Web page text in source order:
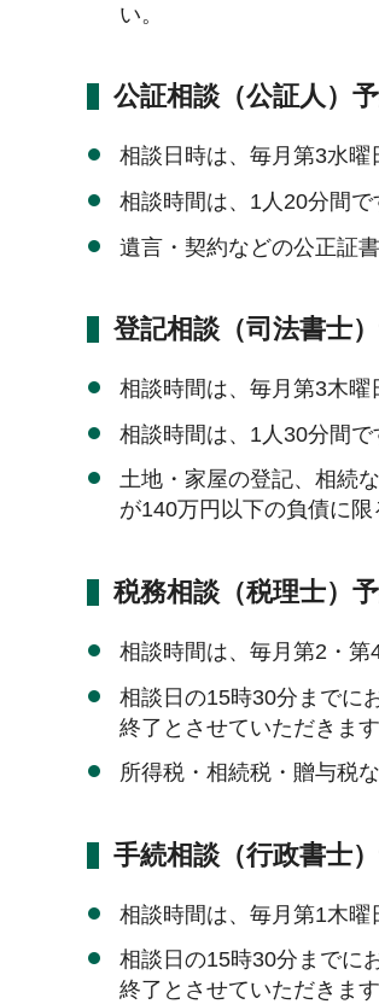
い。
公証相談（公証人）
相談日時は、毎月第3水曜
相談時間は、1人20分間で
遺言・契約などの公正証
登記相談（司法書士
相談時間は、毎月第3木曜
相談時間は、1人30分間で
土地・家屋の登記、相続
が140万円以下の負債に限
税務相談（税理士）
相談時間は、毎月第2・第
相談日の15時30分までに
終了とさせていただきます
所得税・相続税・贈与税
手続相談（行政書士
相談時間は、毎月第1木曜
相談日の15時30分までに
終了とさせていただきます